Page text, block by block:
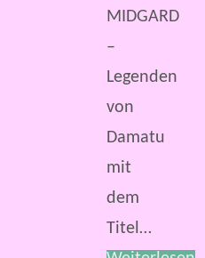
MIDGARD
–
Legenden
von
Damatu
mit
dem
Titel…